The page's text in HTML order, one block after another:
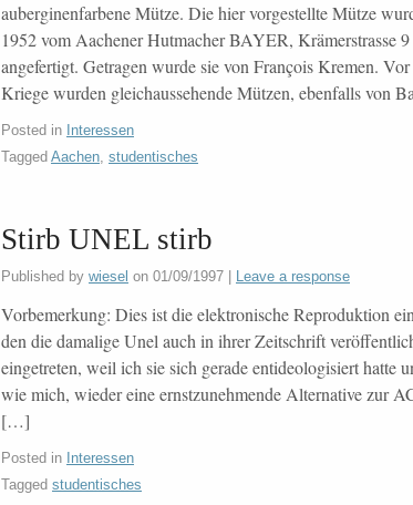
auberginenfarbene Mütze. Die hier vorgestellte Mütze
1952 vom Aachener Hutmacher BAYER, Krämerstrasse 9
angefertigt. Getragen wurde sie von François Kremen.
Kriege wurden gleichaussehende Mützen, ebenfalls von
Posted in Interessen
Tagged Aachen, studentisches
Stirb UNEL stirb
Published by wiesel on 01/09/1997 Leave a response
Vorbemerkung: Dies ist die elektronische Reproduktion
den die damalige Unel auch in ihrer Zeitschrift
eingetreten, weil ich sie sich gerade entideologisiert hatte
wie mich, wieder eine ernstzunehmende Alternative zur
[…]
Posted in Interessen
Tagged studentisches